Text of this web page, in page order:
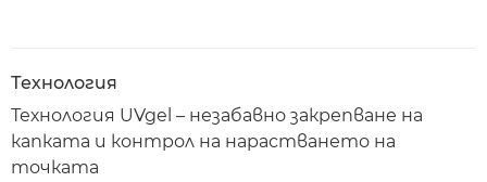
Технология
Технология UVgel – незабавно закрепване на
капката и контрол на нарастването на
точката